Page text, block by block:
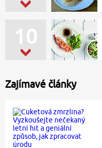
10
Zajímavé články